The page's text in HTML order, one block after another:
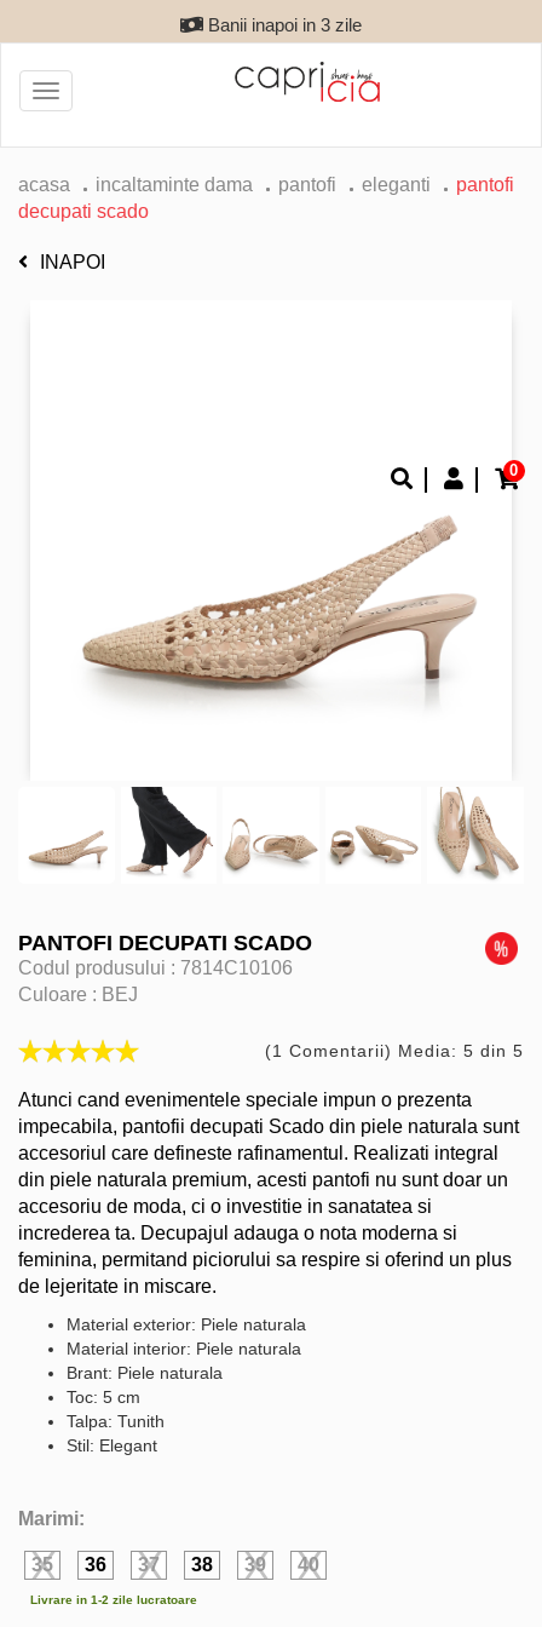
Banii inapoi in 3 zile
0
Toggle
navigation
acasa incaltaminte dama pantofi eleganti
pantofi
decupati scado
INAPOI
PANTOFI DECUPATI SCADO
Codul produsului : 7814C10106
Culoare : BEJ
(1 Comentarii) Media: 5 din 5
Atunci cand evenimentele speciale impun o prezenta
impecabila, pantofii decupati Scado din piele naturala sunt
accesoriul care defineste rafinamentul. Realizati integral
din piele naturala premium, acesti pantofi nu sunt doar un
accesoriu de moda, ci o investitie in sanatatea si
increderea ta. Decupajul adauga o nota moderna si
feminina, permitand piciorului sa respire si oferind un plus
de lejeritate in miscare.
Material exterior: Piele naturala
Material interior: Piele naturala
Brant: Piele naturala
Toc: 5 cm
Talpa: Tunith
Stil: Elegant
Marimi:
35 36 37 38 39 40
Livrare in 1-2 zile lucratoare